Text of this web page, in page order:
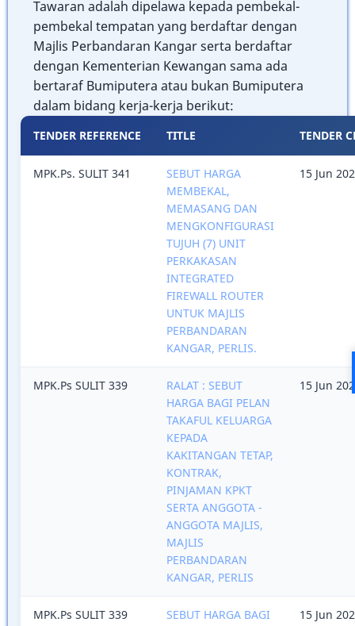
Tawaran adalah dipelawa kepada pembekal-
pembekal tempatan yang berdaftar dengan
Majlis Perbandaran Kangar serta berdaftar
dengan Kementerian Kewangan sama ada
bertaraf Bumiputera atau bukan Bumiputera
dalam bidang kerja-kerja berikut:
TENDER REFERENCE TITLE TENDER
MPK.Ps. SULIT 341
SEBUT HARGA
MEMBEKAL,
MEMASANG DAN
MENGKONFIGURASI
TUJUH (7) UNIT
PERKAKASAN
INTEGRATED
FIREWALL ROUTER
UNTUK MAJLIS
PERBANDARAN
KANGAR, PERLIS.
15 Jun
MPK.Ps SULIT 339
RALAT : SEBUT
HARGA BAGI PELAN
TAKAFUL KELUARGA
KEPADA
KAKITANGAN TETAP,
KONTRAK,
PINJAMAN KPKT
SERTA ANGGOTA -
ANGGOTA MAJLIS,
MAJLIS
PERBANDARAN
KANGAR, PERLIS
15 Jun
MPK.Ps SULIT 339
SEBUT HARGA BAGI
15 Jun